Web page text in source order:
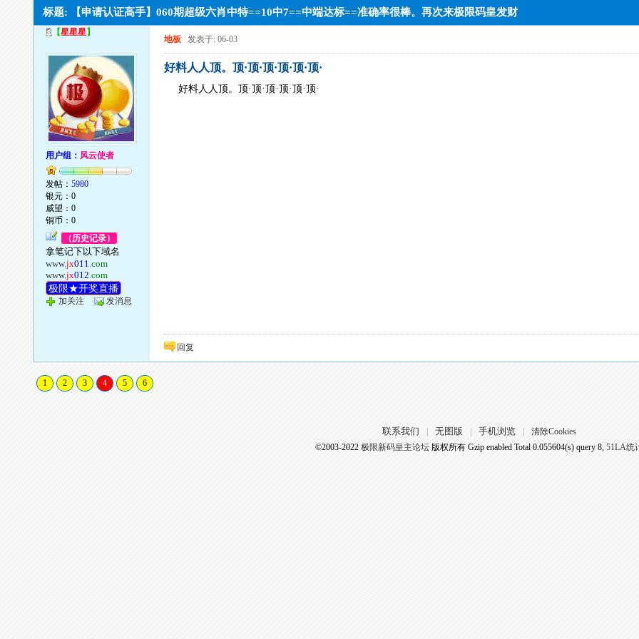
标题: 【申请认证高手】060期超级六肖中特==10中7==中端达标==准确率很棒。再次来极限码皇发财
【星星星】
用户组： 风云使者
发帖：5980
银元：0
威望：0
铜币：0
（历史记录）
拿笔记下以下域名
www.jx011.com
www.jx012.com
极限★开奖直播
加关注 发消息
地板 发表于: 06-03
好料人人顶。顶·顶·顶·顶·顶·顶·
好料人人顶。顶·顶·顶·顶·顶·顶·
回复
1 2 3 4 5 6
联系我们 无图版 手机浏览
清除Cookies
©2003-2022 极限新码皇主论坛版权所有 Gzip enabled Total 0.055604(s) query 8, 51LA统